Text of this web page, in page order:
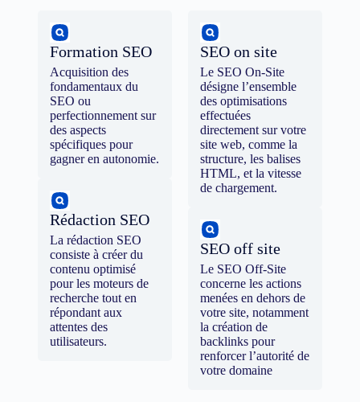
Formation SEO
Acquisition des
fondamentaux du
SEO ou
perfectionnement sur
des aspects
spécifiques pour
gagner en autonomie.
Rédaction SEO
La rédaction SEO
consiste à créer du
contenu optimisé
pour les moteurs de
recherche tout en
répondant aux
attentes des
utilisateurs.
SEO on site
Le SEO On-Site
désigne l’ensemble
des optimisations
effectuées
directement sur votre
site web, comme la
structure, les balises
HTML, et la vitesse
de chargement.
SEO off site
Le SEO Off-Site
concerne les actions
menées en dehors de
votre site, notamment
la création de
backlinks pour
renforcer l’autorité de
votre domaine